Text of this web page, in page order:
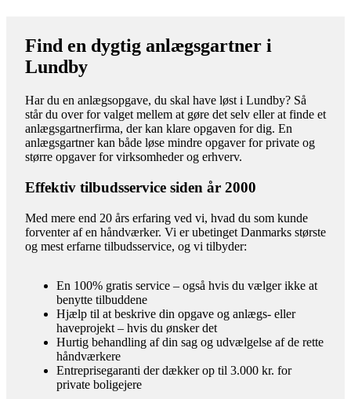
Find en dygtig anlægsgartner i
Lundby
Har du en anlægsopgave, du skal have løst i Lundby? Så
står du over for valget mellem at gøre det selv eller at finde et
anlægsgartnerfirma, der kan klare opgaven for dig. En
anlægsgartner kan både løse mindre opgaver for private og
større opgaver for virksomheder og erhverv.
Effektiv tilbudsservice siden år 2000
Med mere end 20 års erfaring ved vi, hvad du som kunde
forventer af en håndværker. Vi er ubetinget Danmarks største
og mest erfarne tilbudsservice, og vi tilbyder:
En 100% gratis service – også hvis du vælger ikke at
benytte tilbuddene
Hjælp til at beskrive din opgave og anlægs- eller
haveprojekt – hvis du ønsker det
Hurtig behandling af din sag og udvælgelse af de rette
håndværkere
Entreprisegaranti der dækker op til 3.000 kr. for
private boligejere